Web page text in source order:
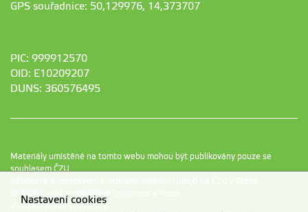
GPS souřadnice: 50,129976, 14,373707
PIC: 999912570
OID: E10209207
DUNS: 360576495
Materiály umístěné na tomto webu mohou být publikovány pouze se
souhlasem ČZU.
© 2026 Česká zemědělská univerzita v Praze
Všechna práva vyhrazena
Nastavení cookies